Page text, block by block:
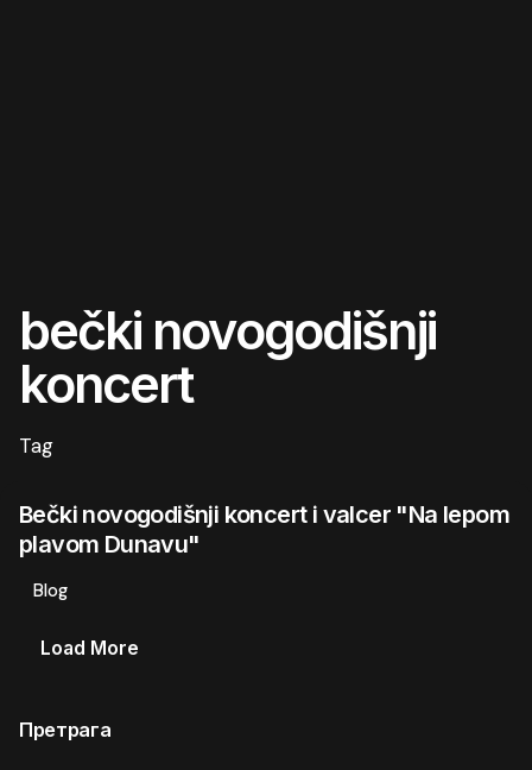
bečki novogodišnji
koncert
Tag
Претрага
Bečki novogodišnji koncert i valcer "Na lepom
plavom Dunavu"
Blog
Load More